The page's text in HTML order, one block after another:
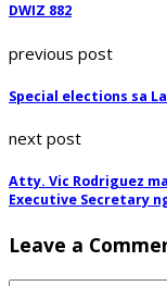
DWIZ 882
previous post
Special elections sa
next post
Atty. Vic Rodriguez
Executive Secretary
Leave a